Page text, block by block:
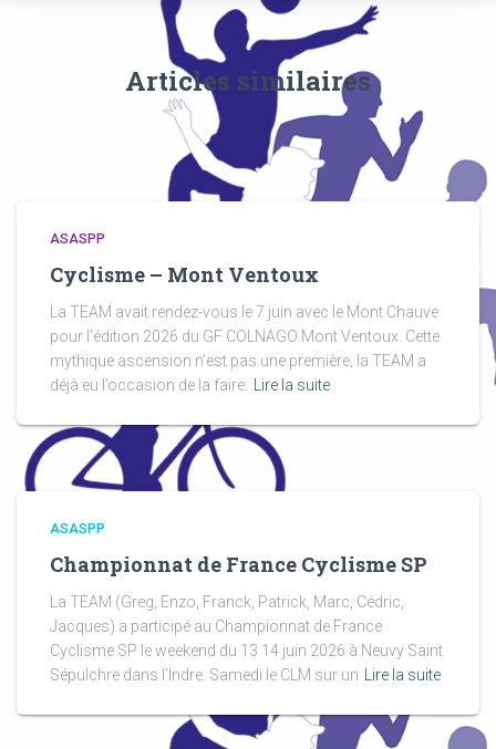
Articles similaires
ASASPP
Cyclisme – Mont Ventoux
La TEAM avait rendez-vous le 7 juin avec le Mont Chauve
pour l’édition 2026 du GF COLNAGO Mont Ventoux. Cette
mythique ascension n’est pas une première, la TEAM a
déjà eu l’occasion de la faire.
Lire la suite
ASASPP
Championnat de France Cyclisme SP
La TEAM (Greg, Enzo, Franck, Patrick, Marc, Cédric,
Jacques) a participé au Championnat de France
Cyclisme SP le weekend du 13 14 juin 2026 à Neuvy Saint
Sépulchre dans l’Indre. Samedi le CLM sur un
Lire la suite